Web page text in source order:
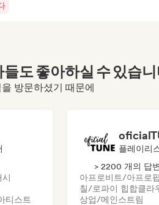
도 좋아하실 수 있습
방문하셨기 때문에
티스트
플레이리
> 2200 개의 답
아프로비트/아프로
칠/로파이 힙합클라
상업/메인스트림